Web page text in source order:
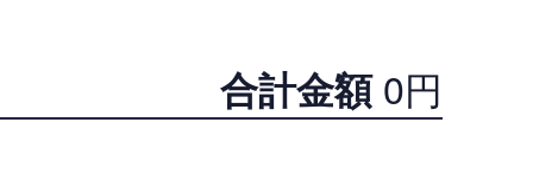
合計金額0円